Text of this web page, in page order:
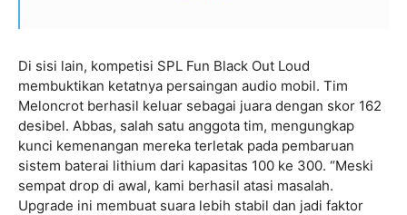
Di sisi lain, kompetisi SPL Fun Black Out Loud
membuktikan ketatnya persaingan audio mobil. Tim
Meloncrot berhasil keluar sebagai juara dengan skor 162
desibel. Abbas, salah satu anggota tim, mengungkap
kunci kemenangan mereka terletak pada pembaruan
sistem baterai lithium dari kapasitas 100 ke 300. “Meski
sempat drop di awal, kami berhasil atasi masalah.
Upgrade ini membuat suara lebih stabil dan jadi faktor